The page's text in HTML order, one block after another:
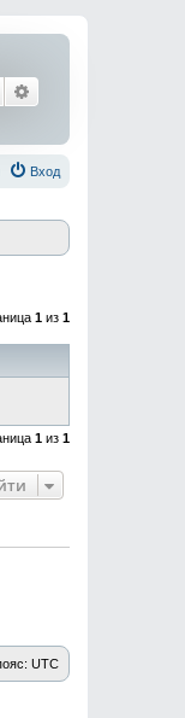
Поиск
Вход
1 из 1
1 из 1
UTC